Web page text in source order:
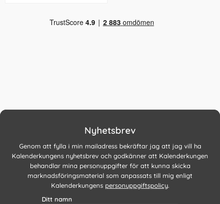
Nyhetsbrev
Genom att fylla i min mailadress bekräftar jag att jag vill ha
Kalenderkungens nyhetsbrev och godkänner att Kalenderkungen
behandlar mina personuppgifter för att kunna skicka
marknadsföringsmaterial som anpassats till mig enligt
Kalenderkungens personuppgiftspolicy.
Ditt namn